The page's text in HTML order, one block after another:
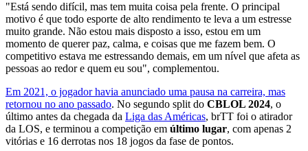
"Está sendo difícil, mas tem muita coisa pela frente. O principal
motivo é que todo esporte de alto rendimento te leva a um estresse
muito grande. Não estou mais disposto a isso, estou em um
momento de querer paz, calma, e coisas que me fazem bem. O
competitivo estava me estressando demais, em um nível que afeta as
pessoas ao redor e quem eu sou", complementou.
Em 2021, o jogador havia anunciado uma pausa na carreira, mas
retornou no ano passado. No segundo split do CBLOL 2024, o
último antes da chegada da Liga das Américas, brTT foi o atirador
da LOS, e terminou a competição em último lugar, com apenas 2
vitórias e 16 derrotas nos 18 jogos da fase de pontos.